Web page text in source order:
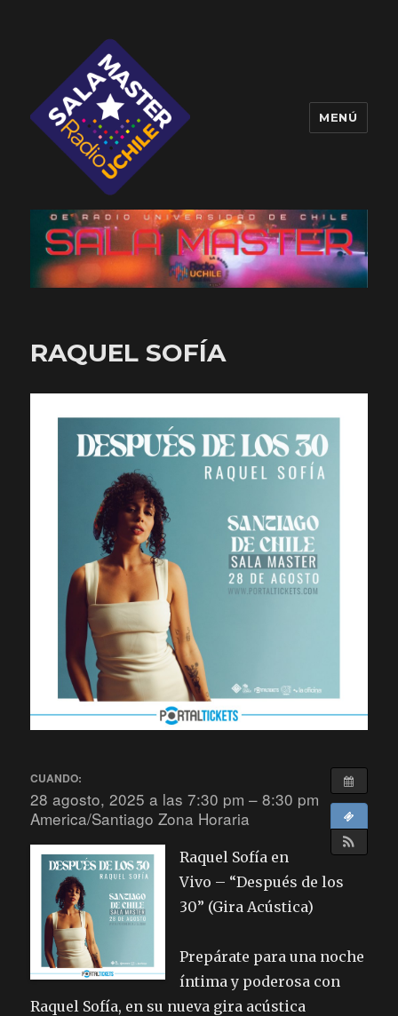
Sala Master
MENÚ
RAQUEL SOFÍA
CUANDO:
28 agosto, 2025 a las 7:30 pm – 8:30 pm
America/Santiago Zona Horaria
Raquel Sofía en
Vivo – “Después de los
30” (Gira Acústica)
Prepárate para una noche
íntima y poderosa con
Raquel Sofía, en su nueva gira acústica